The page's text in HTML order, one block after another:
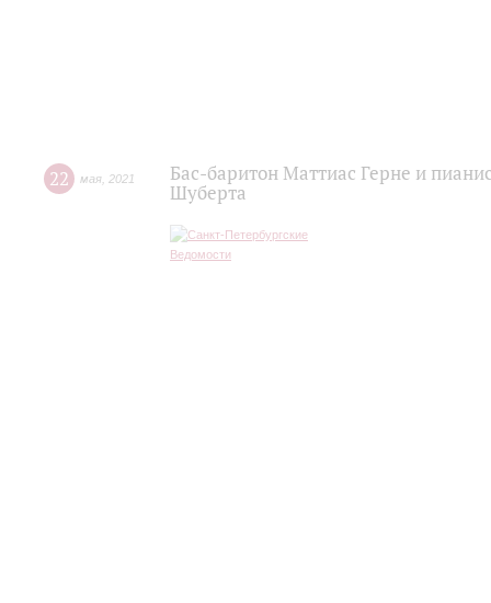
22 мая 2021
Бас-баритон Маттиас Герне и
Шуберта